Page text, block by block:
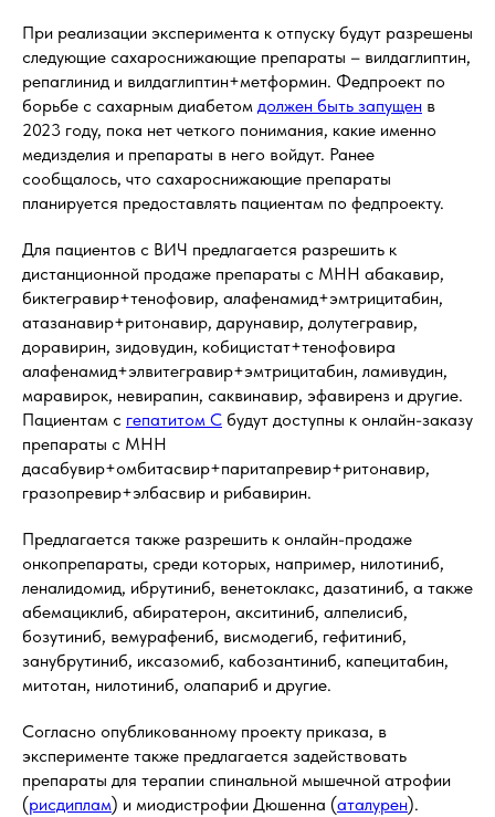
При реализации эксперимента к отпуску будут разрешены
следующие сахароснижающие препараты – вилдаглиптин,
репаглинид и вилдаглиптин+метформин. Федпроект по
борьбе с сахарным диабетом должен быть запущен в
2023 году, пока нет четкого понимания, какие именно
медизделия и препараты в него войдут. Ранее
сообщалось, что сахароснижающие препараты
планируется предоставлять пациентам по федпроекту.
Для пациентов с ВИЧ предлагается разрешить к
дистанционной продаже препараты с МНН абакавир,
биктегравир+тенофовир, алафенамид+эмтрицитабин,
атазанавир+ритонавир, дарунавир, долутегравир,
доравирин, зидовудин, кобицистат+тенофовира
алафенамид+элвитегравир+эмтрицитабин, ламивудин,
маравирок, невирапин, саквинавир, эфавиренз и другие.
Пациентам с гепатитом C будут доступны к онлайн-заказу
препараты с МНН
дасабувир+омбитасвир+паритапревир+ритонавир,
гразопревир+элбасвир и рибавирин.
Предлагается также разрешить к онлайн-продаже
онкопрепараты, среди которых, например, нилотиниб,
леналидомид, ибрутиниб, венетоклакс, дазатиниб, а также
абемациклиб, абиратерон, акситиниб, алпелисиб,
бозутиниб, вемурафениб, висмодегиб, гефитиниб,
занубрутиниб, иксазомиб, кабозантиниб, капецитабин,
митотан, нилотиниб, олапариб и другие.
Согласно опубликованному проекту приказа, в
эксперименте также предлагается задействовать
препараты для терапии спинальной мышечной атрофии
(рисдиплам) и миодистрофии Дюшенна (аталурен).